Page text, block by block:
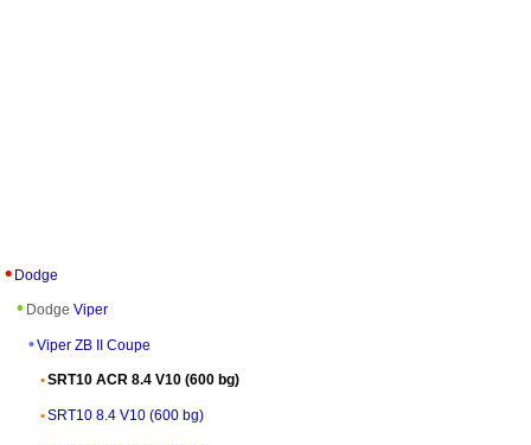
Dodge
Dodge Viper
Viper ZB II Coupe
SRT10 ACR 8.4 V10 (600 bg)
SRT10 8.4 V10 (600 bg)